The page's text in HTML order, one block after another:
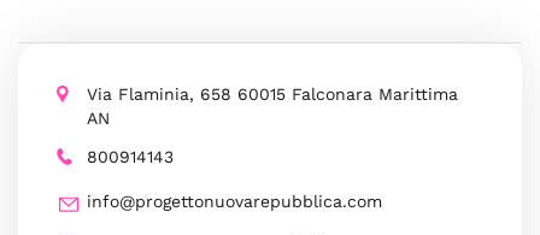
Via Flaminia, 658 60015 Falconara Marittima
AN
800914143
info@progettonuovarepubblica.com